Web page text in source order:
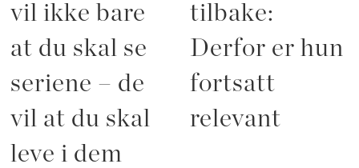
vil ikke bare
at du skal se
seriene – de
vil at du skal
leve i dem
tilbake:
Derfor er hun
fortsatt
relevant